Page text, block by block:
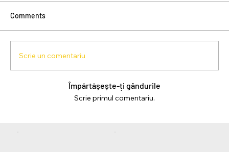
Comments
Scrie un comentariu
Împărtășește-ți gândurile
Scrie primul comentariu.